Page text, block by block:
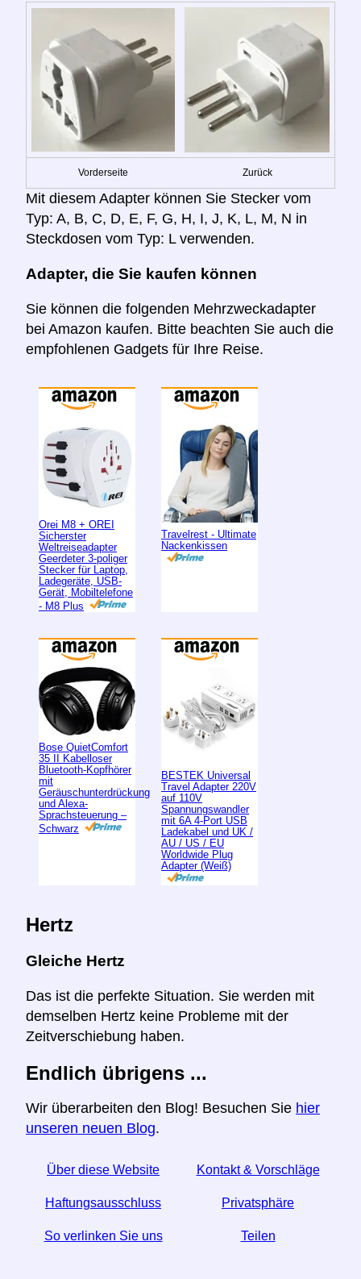
Vorderseite Zurück
Mit diesem Adapter können Sie Stecker vom
Typ: A, B, C, D, E, F, G, H, I, J, K, L, M, N in
Steckdosen vom Typ: L verwenden.
Adapter, die Sie kaufen können
Sie können die folgenden Mehrzweckadapter
bei Amazon kaufen. Bitte beachten Sie auch die
empfohlenen Gadgets für Ihre Reise.
Orei M8 + OREI
Sicherster
Weltreiseadapter
Geerdeter 3-poliger
Stecker für Laptop,
Ladegeräte, USB-
Gerät, Mobiltelefone
- M8 Plus
Travelrest - Ultimate
Nackenkissen
Bose QuietComfort
35 II Kabelloser
Bluetooth-Kopfhörer
mit
Geräuschunterdrückung
und Alexa-
Sprachsteuerung –
Schwarz
BESTEK Universal
Travel Adapter 220V
auf 110V
Spannungswandler
mit 6A 4-Port USB
Ladekabel und UK /
AU / US / EU
Worldwide Plug
Adapter (Weiß)
Hertz
Gleiche Hertz
Das ist die perfekte Situation. Sie werden mit
demselben Hertz keine Probleme mit der
Zeitverschiebung haben.
Endlich übrigens ...
Wir überarbeiten den Blog! Besuchen Sie hier
unseren neuen Blog.
Über diese Website Kontakt & Vorschläge
Haftungsausschluss Privatsphäre
So verlinken Sie uns Teilen